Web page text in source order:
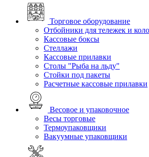
Торговое оборудование
Отбойники для тележек и
Кассовые боксы
Стеллажи
Кассовые прилавки
Столы "Рыба на льду"
Стойки под пакеты
Расчетные кассовые прилавки
Весовое и упаковочное
Весы торговые
Термоупаковщики
Вакуумные упаковщики